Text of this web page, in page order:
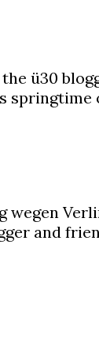
ü30
springtime
wegen
and